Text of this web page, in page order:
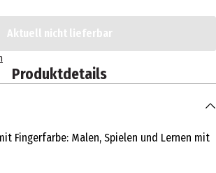
Aktuell nicht lieferbar
Produktdetails
Fingerfarbe: Malen, Spielen und Lernen mit